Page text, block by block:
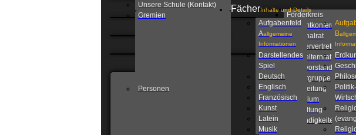
Unsere Schule (Kontakt)
Gremien
Förderkreis
Gesamtkonferenz
Personalrat
Schülervertretung
Schulelternrat
Schulvorstand
Steuergruppe
Personen
Schulleitung
Kollegium
Verwaltung
Zuständigkeiten am
FächerInhalte und Details
Aufgabenfeld
Aallgemeine
Informationen
Darstellendes
Spiel
Deutsch
Englisch
Französisch
Kunst
Latein
Musik
B
Politik-